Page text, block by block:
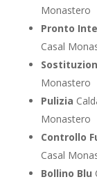
Monastero
Pronto
Casal
Monastero
Pulizia
Monastero
Controllo
Casal
Bollino Blu